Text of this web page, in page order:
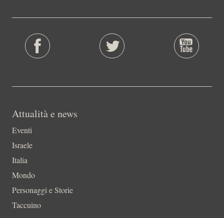
Attualità e news
Eventi
Israele
Italia
Mondo
Personaggi e Storie
Taccuino